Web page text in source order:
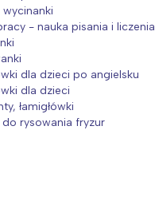
wycinanki
- nauka pisania i liczenia
dla dzieci po angielsku
dla dzieci
łamigłówki
do rysowania fryzur